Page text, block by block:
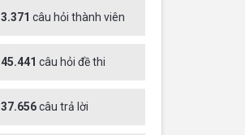
3.371 câu hỏi thành viên
45.441 câu hỏi đề thi
37.656câu trả lời